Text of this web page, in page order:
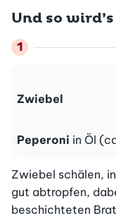
Und so
Zwiebel
Peperoni in Öl
Zwiebel schälen,
gut abtropfen,
beschichteten